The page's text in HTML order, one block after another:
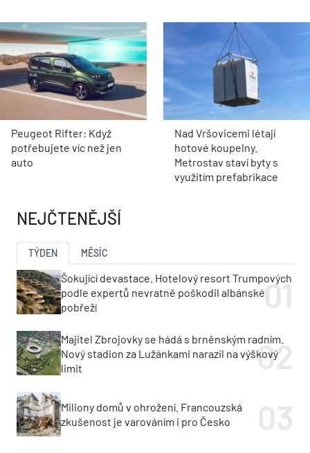
Peugeot Rifter: Když
potřebujete víc než jen
auto
Nad Vršovicemi létají
hotové koupelny.
Metrostav staví byty s
využitím prefabrikace
NEJČTENĚJŠÍ
TÝDEN MĚSÍC
Šokující devastace. Hotelový resort Trumpových
podle expertů nevratně poškodil albánské
pobřeží
Majitel Zbrojovky se hádá s brněnským radním.
Nový stadion za Lužánkami narazil na výškový
limit
Miliony domů v ohrožení. Francouzská
zkušenost je varováním i pro Česko